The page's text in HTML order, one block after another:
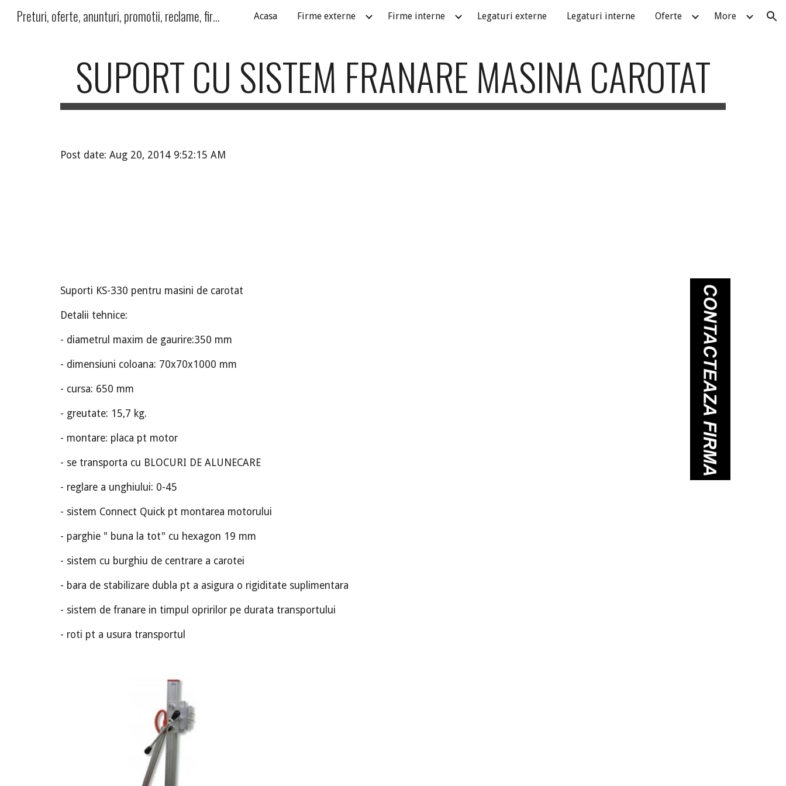
Skip to main content Skip to navigation
Preturi, oferte, anunturi, promotii, reclame, firme, produse, servicii Acasa Firme externe Firme interne Legaturi externe Legaturi interne Oferte More
SUPORT CU SISTEM FRANARE MASINA CAROTAT
Post date: Aug 20, 2014 9:52:15 AM
Suporti KS-330 pentru masini de carotat
Detalii tehnice:
- diametrul maxim de gaurire:350 mm
- dimensiuni coloana: 70x70x1000 mm
- cursa: 650 mm
- greutate: 15,7 kg.
- montare: placa pt motor
- se transporta cu BLOCURI DE ALUNECARE
- reglare a unghiului: 0-45
- sistem Connect Quick pt montarea motorului
- parghie " buna la tot" cu hexagon 19 mm
- sistem cu burghiu de centrare a carotei
- bara de stabilizare dubla pt a asigura o rigiditate suplimentara
- sistem de franare in timpul opririlor pe durata transportului
- roti pt a usura transportul